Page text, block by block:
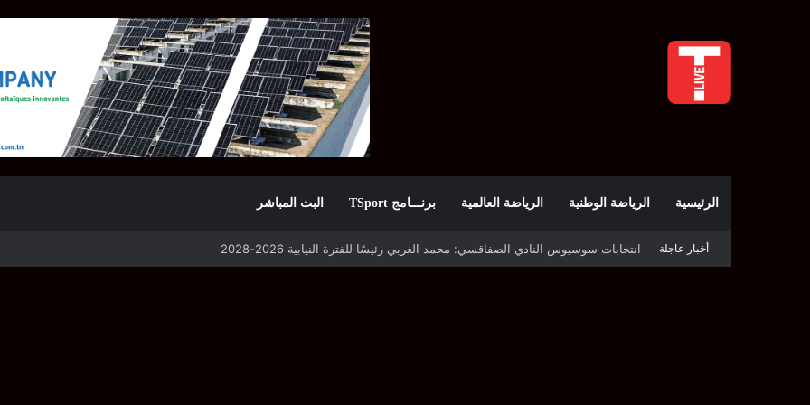
الرئيسية الرياضة الوطنية الرياضة العالمية برنـــامج TSport البث المباشر
أخبار عاجلة